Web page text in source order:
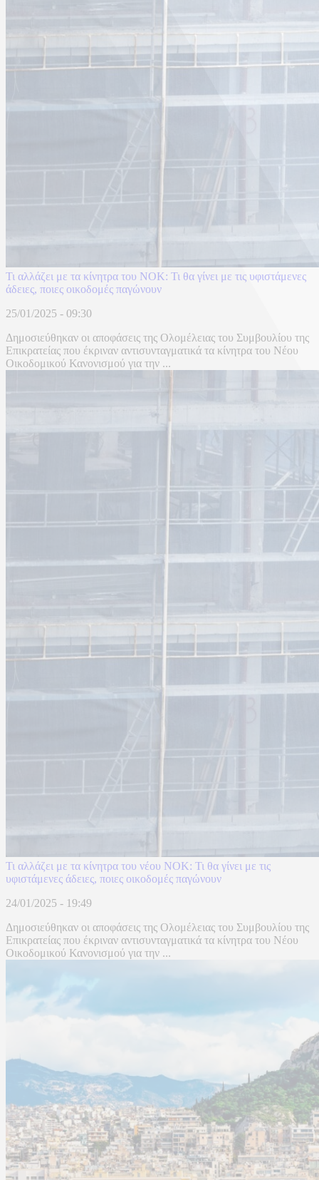
Τι αλλάζει με τα κίνητρα του ΝΟΚ: Τι θα γίνει με τις υφιστάμενες
άδειες, ποιες οικοδομές παγώνουν
25/01/2025 - 09:30
Δημοσιεύθηκαν οι αποφάσεις της Ολομέλειας του Συμβουλίου της
Επικρατείας που έκριναν αντισυνταγματικά τα κίνητρα του Νέου
Οικοδομικού Κανονισμού για την ...
Τι αλλάζει με τα κίνητρα του νέου ΝΟΚ: Τι θα γίνει με τις
υφιστάμενες άδειες, ποιες οικοδομές παγώνουν
24/01/2025 - 19:49
Δημοσιεύθηκαν οι αποφάσεις της Ολομέλειας του Συμβουλίου της
Επικρατείας που έκριναν αντισυνταγματικά τα κίνητρα του Νέου
Οικοδομικού Κανονισμού για την ...